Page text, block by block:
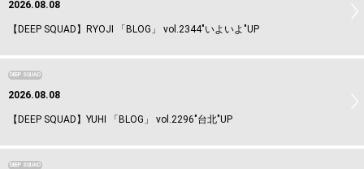
2026.08.08
【DEEP SQUAD】RYOJI 「BLOG」 vol.2344"いよいよ"UP
DEEP SQUAD
2026.08.08
【DEEP SQUAD】YUHI 「BLOG」 vol.2296"台北"UP
DEEP SQUAD